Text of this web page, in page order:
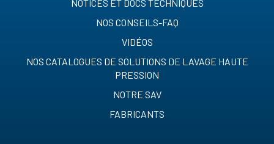
NOTICES ET DOCS TECHNIQUES
NOS CONSEILS-FAQ
VIDÉOS
NOS CATALOGUES DE SOLUTIONS DE LAVAGE HAUTE
PRESSION
NOTRE SAV
FABRICANTS